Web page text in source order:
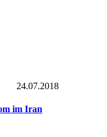
24.07.2018
im Iran